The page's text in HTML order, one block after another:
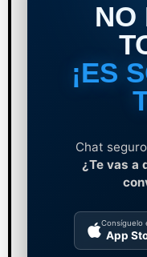
NO
¡ES
Chat
¿Te vas a
Consíguelo
App